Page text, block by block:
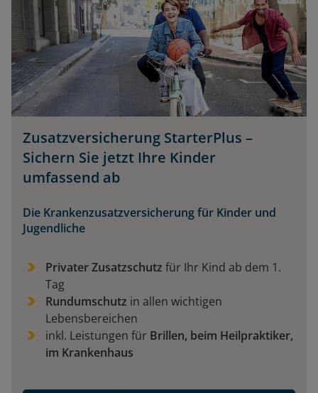
Zusatzversicherung StarterPlus –
Sichern Sie jetzt Ihre Kinder
umfassend ab
Die Krankenzusatzversicherung für Kinder und
Jugendliche
Privater Zusatzschutz für Ihr Kind ab dem 1.
Tag
Rundumschutz in allen wichtigen
Lebensbereichen
inkl. Leistungen für Brillen, beim Heilpraktiker,
im Krankenhaus